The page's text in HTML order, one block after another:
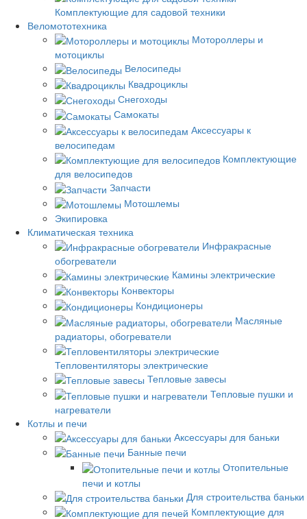
Комплектующие для садовой техники
Веломототехника
Мотороллеры и
мотоциклы
Велосипеды
Квадроциклы
Снегоходы
Самокаты
Аксессуары к
велосипедам
Комплектующие
для велосипедов
Запчасти
Мотошлемы
Экипировка
Климатическая техника
Инфракрасные
обогреватели
Камины электрические
Конвекторы
Кондиционеры
Масляные
радиаторы, обогреватели
Тепловентиляторы электрические
Тепловые завесы
Тепловые пушки и
нагреватели
Котлы и печи
Аксессуары для баньки
Банные печи
Отопительные
печи и котлы
Для строительства баньки
Комплектующие для